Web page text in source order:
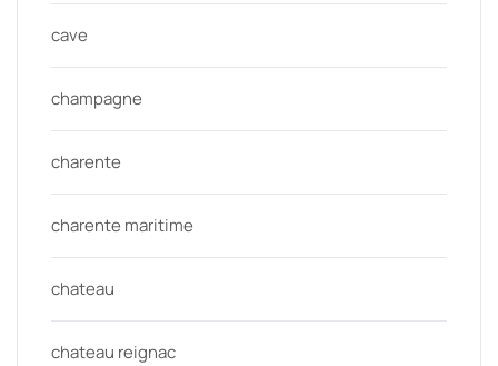
cave
champagne
charente
charente maritime
chateau
chateau reignac